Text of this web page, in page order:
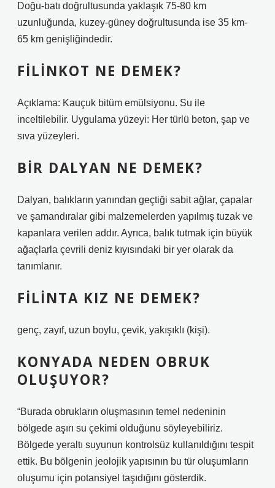
Doğu-batı doğrultusunda yaklaşık 75-80 km
uzunluğunda, kuzey-güney doğrultusunda ise 35 km-
65 km genişliğindedir.
FILINKOT NE DEMEK?
Açıklama: Kauçuk bitüm emülsiyonu. Su ile
inceltilebilir. Uygulama yüzeyi: Her türlü beton, şap ve
sıva yüzeyleri.
BIR DALYAN NE DEMEK?
Dalyan, balıkların yanından geçtiği sabit ağlar, çapalar
ve şamandıralar gibi malzemelerden yapılmış tuzak ve
kapanlara verilen addır. Ayrıca, balık tutmak için büyük
ağaçlarla çevrili deniz kıyısındaki bir yer olarak da
tanımlanır.
FILINTA KIZ NE DEMEK?
genç, zayıf, uzun boylu, çevik, yakışıklı (kişi).
KONYADA NEDEN OBRUK
OLUŞUYOR?
“Burada obrukların oluşmasının temel nedeninin
bölgede aşırı su çekimi olduğunu söyleyebiliriz.
Bölgede yeraltı suyunun kontrolsüz kullanıldığını tespit
ettik. Bu bölgenin jeolojik yapısının bu tür oluşumların
oluşumu için potansiyel taşıdığını gösterdik.